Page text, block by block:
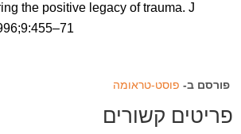
the positive legacy of trauma. J
פורסם ב- פוסט-טראומה
פריטים קשורים